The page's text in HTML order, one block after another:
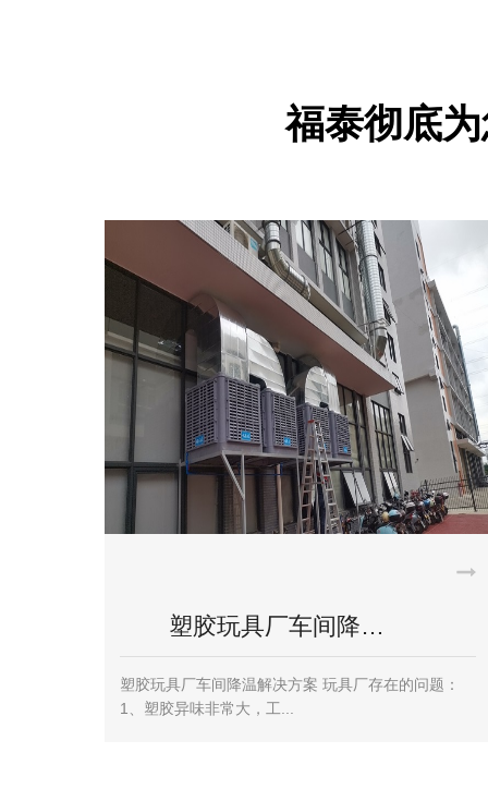
福泰彻底
橡塑厂降温环保空…
橡塑厂降温福泰环保空调安装案例 这几天都是高温预
警中，希望我们高温天气的人员尽量...